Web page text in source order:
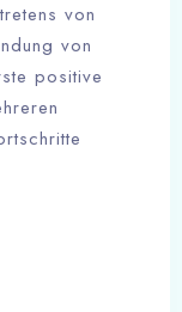
von
von
positive